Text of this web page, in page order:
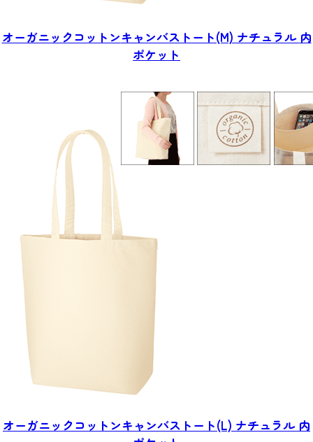
オーガニックコットンキャンバストート(M) ナチュラル 内
ポケット
オーガニックコットンキャンバストート(L) ナチュラル 内